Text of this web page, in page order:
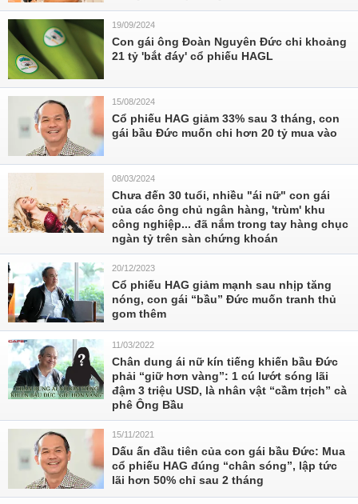
19/09/2024
Con gái ông Đoàn Nguyên Đức chi khoảng
21 tỷ 'bắt đáy' cổ phiếu HAGL
15/08/2024
Cổ phiếu HAG giảm 33% sau 3 tháng, con
gái bầu Đức muốn chi hơn 20 tỷ mua vào
08/03/2024
Chưa đến 30 tuổi, nhiều "ái nữ" con gái
của các ông chủ ngân hàng, 'trùm' khu
công nghiệp... đã nắm trong tay hàng chục
ngàn tỷ trên sàn chứng khoán
20/12/2023
Cổ phiếu HAG giảm mạnh sau nhịp tăng
nóng, con gái “bầu” Đức muốn tranh thủ
gom thêm
11/03/2022
Chân dung ái nữ kín tiếng khiến bầu Đức
phải “giữ hơn vàng”: 1 cú lướt sóng lãi
đậm 3 triệu USD, là nhân vật “cầm trịch” cà
phê Ông Bầu
15/11/2021
Dấu ấn đầu tiên của con gái bầu Đức: Mua
cổ phiếu HAG đúng “chân sóng”, lập tức
lãi hơn 50% chỉ sau 2 tháng